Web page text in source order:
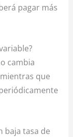
pagar más
cambia
que
baja tasa de